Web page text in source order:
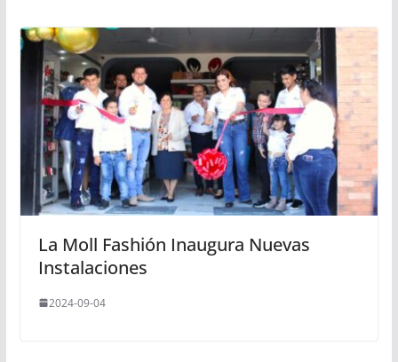
La Moll Fashión Inaugura Nuevas
Instalaciones
2024-09-04